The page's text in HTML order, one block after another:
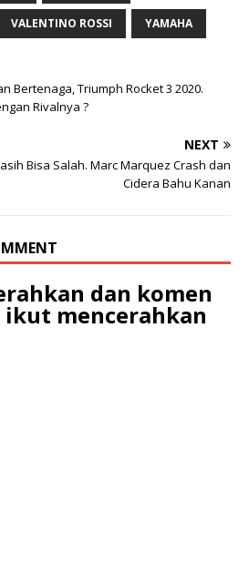
VALENTINO ROSSI YAMAHA
Bertenaga, Triumph Rocket 3 2020.
Rivalnya ?
NEXT
Bisa Salah. Marc Marquez Crash dan
Cidera Bahu Kanan
dan komen
ikut mencerahkan